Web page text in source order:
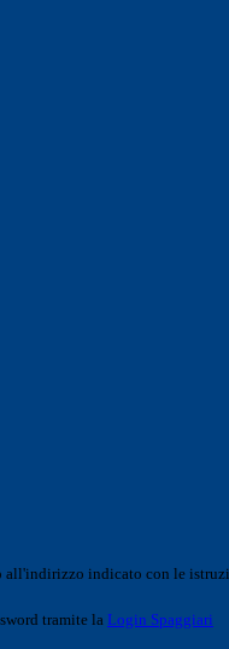
all'indirizzo indicato con le
tramite la Login Spaggiari